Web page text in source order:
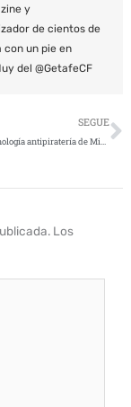
y
de cientos de
con un pie en
del @GetafeCF
SEGUE
Agnus, nueva tecnología antipiratería de Microsoft basada en blockchain
Los